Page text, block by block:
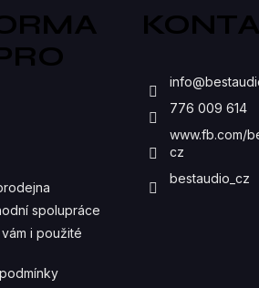
spolupráce
i použité
info@
776 009 614
www.fb.com/
cz
bestaudio_cz